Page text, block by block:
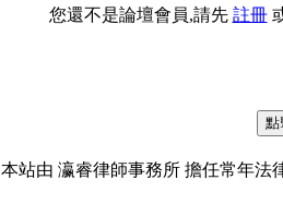
您還不是論壇會員,請先 註冊
本站由 瀛睿律師事務所 擔任常年法